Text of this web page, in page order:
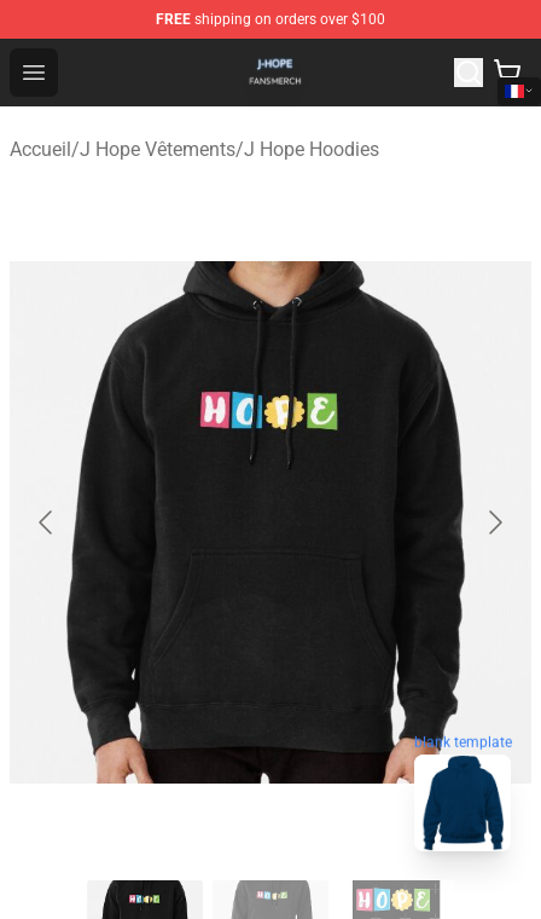
FREE shipping on orders over $100
Open menu
J Hope Shop - Official J Hope Merchandise Store
Accueil/J Hope Vêtements/J Hope Hoodies
blank template